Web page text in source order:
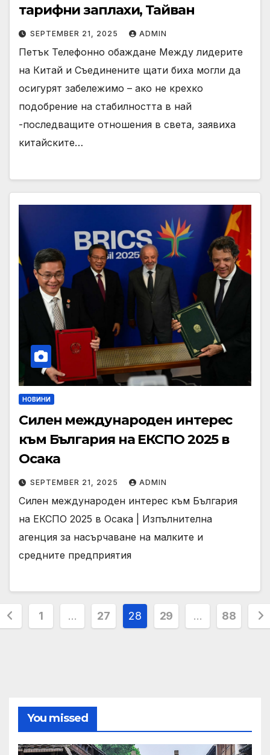
тарифни заплахи, Тайван
SEPTEMBER 21, 2025 ADMIN
Петък Телефонно обаждане Между лидерите
на Китай и Съединените щати биха могли да
осигурят забележимо – ако не крехко
подобрение на стабилността в най
-последващите отношения в света, заявиха
китайските…
НОВИНИ
Силен международен интерес
към България на ЕКСПО 2025 в
Осака
SEPTEMBER 21, 2025 ADMIN
Силен международен интерес към България
на ЕКСПО 2025 в Осака | Изпълнителна
агенция за насърчаване на малките и
средните предприятия
1 … 27 28 29 … 88
You missed